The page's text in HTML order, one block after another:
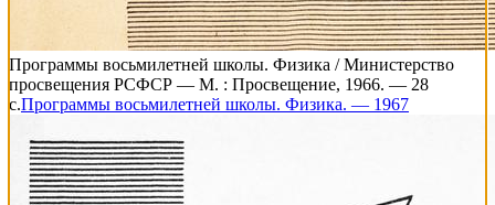
Программы восьмилетней школы. Физика / Министерство
просвещения РСФСР — М. : Просвещение, 1966. — 28
с.Программы восьмилетней школы. Физика. — 1967